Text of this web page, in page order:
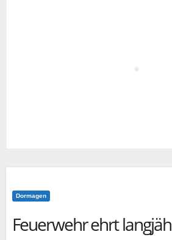
Dormagen
Feuerwehr ehrt